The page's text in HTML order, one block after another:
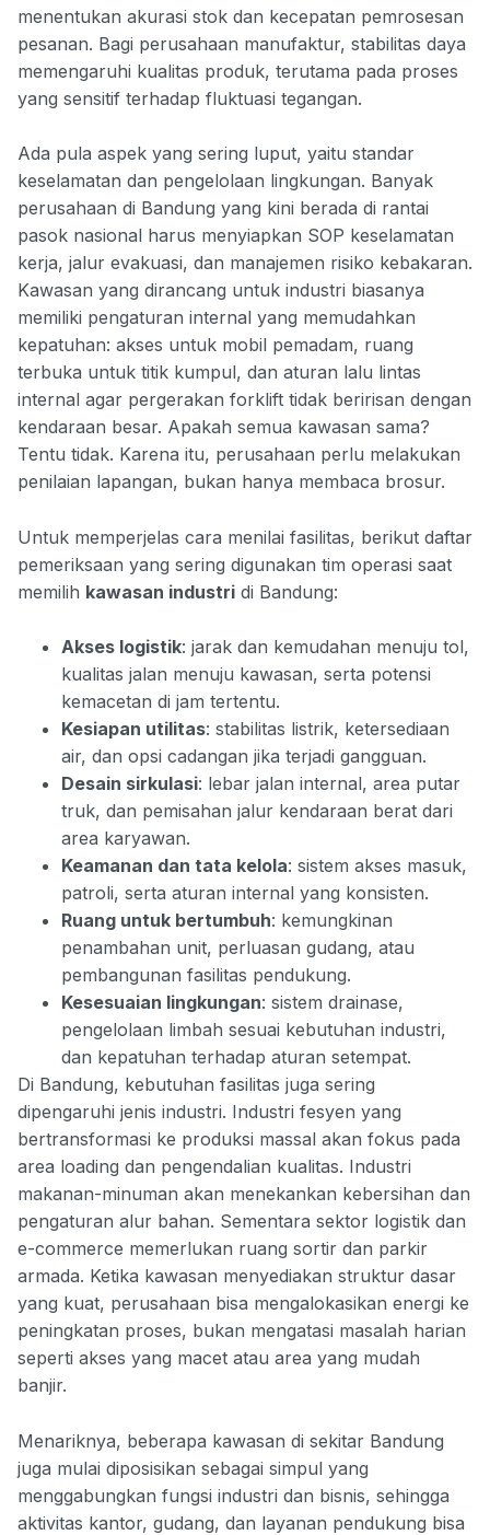
menentukan akurasi stok dan kecepatan pemrosesan
pesanan. Bagi perusahaan manufaktur, stabilitas daya
memengaruhi kualitas produk, terutama pada proses
yang sensitif terhadap fluktuasi tegangan.
Ada pula aspek yang sering luput, yaitu standar
keselamatan dan pengelolaan lingkungan. Banyak
perusahaan di Bandung yang kini berada di rantai
pasok nasional harus menyiapkan SOP keselamatan
kerja, jalur evakuasi, dan manajemen risiko kebakaran.
Kawasan yang dirancang untuk industri biasanya
memiliki pengaturan internal yang memudahkan
kepatuhan: akses untuk mobil pemadam, ruang
terbuka untuk titik kumpul, dan aturan lalu lintas
internal agar pergerakan forklift tidak beririsan dengan
kendaraan besar. Apakah semua kawasan sama?
Tentu tidak. Karena itu, perusahaan perlu melakukan
penilaian lapangan, bukan hanya membaca brosur.
Untuk memperjelas cara menilai fasilitas, berikut daftar
pemeriksaan yang sering digunakan tim operasi saat
memilih kawasan industri di Bandung:
Akses logistik: jarak dan kemudahan menuju tol,
kualitas jalan menuju kawasan, serta potensi
kemacetan di jam tertentu.
Kesiapan utilitas: stabilitas listrik, ketersediaan
air, dan opsi cadangan jika terjadi gangguan.
Desain sirkulasi: lebar jalan internal, area putar
truk, dan pemisahan jalur kendaraan berat dari
area karyawan.
Keamanan dan tata kelola: sistem akses masuk,
patroli, serta aturan internal yang konsisten.
Ruang untuk bertumbuh: kemungkinan
penambahan unit, perluasan gudang, atau
pembangunan fasilitas pendukung.
Kesesuaian lingkungan: sistem drainase,
pengelolaan limbah sesuai kebutuhan industri,
dan kepatuhan terhadap aturan setempat.
Di Bandung, kebutuhan fasilitas juga sering
dipengaruhi jenis industri. Industri fesyen yang
bertransformasi ke produksi massal akan fokus pada
area loading dan pengendalian kualitas. Industri
makanan-minuman akan menekankan kebersihan dan
pengaturan alur bahan. Sementara sektor logistik dan
e-commerce memerlukan ruang sortir dan parkir
armada. Ketika kawasan menyediakan struktur dasar
yang kuat, perusahaan bisa mengalokasikan energi ke
peningkatan proses, bukan mengatasi masalah harian
seperti akses yang macet atau area yang mudah
banjir.
Menariknya, beberapa kawasan di sekitar Bandung
juga mulai diposisikan sebagai simpul yang
menggabungkan fungsi industri dan bisnis, sehingga
aktivitas kantor, gudang, dan layanan pendukung bisa